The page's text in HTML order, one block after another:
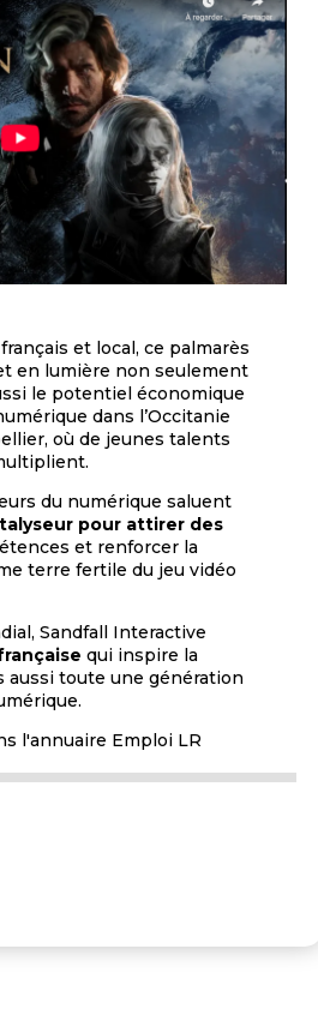
et local, ce palmarès
en lumière non seulement
le potentiel économique
dans l’Occitanie
où de jeunes talents
du numérique saluent
pour attirer des
et renforcer la
terre fertile du jeu vidéo
Sandfall Interactive
qui inspire la
aussi toute une génération
l'annuaire Emploi LR